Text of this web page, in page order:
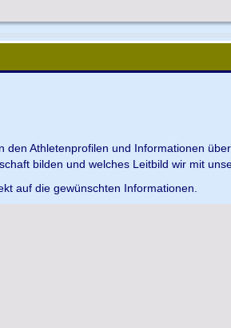
Athletenprofilen und Informationen
bilden und welches Leitbild wir mit
auf die gewünschten Informationen.